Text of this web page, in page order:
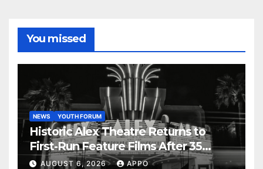
You missed
NEWS YOUTH FORUM
Historic Alex Theatre Returns to
First-Run Feature Films After 35
Years
AUGUST 6, 2026 APPO